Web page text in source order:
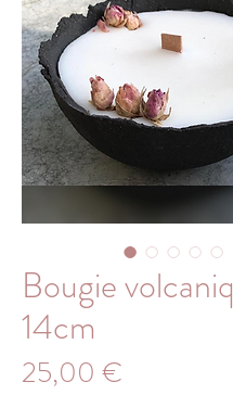
Bougie
14cm
25,00 €